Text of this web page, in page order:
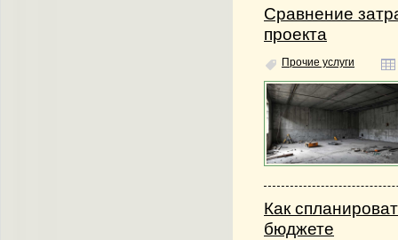
Сравнение
проекта
Прочие услуги
Как
бюджете